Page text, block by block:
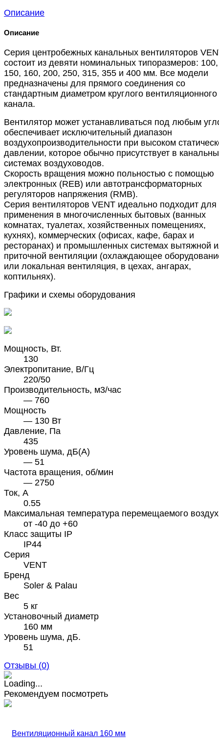
Описание
Описание
Серия центробежных канальных вентиляторов
состоит из девяти номинальных типоразмеров:
150, 160, 200, 250, 315, 355 и 400 мм. Все модели
предназначены для прямого соединения со
стандартным диаметром круглого вентиляционного
канала.
Вентилятор может устанавливаться под любым
обеспечивает исключительный диапазон
воздухопроизводительности при высоком
давлении, которое обычно присутствует в
системах воздуховодов.
Скорость вращения можно польностью с помощью
электронных (REB) или автотрансформаторных
регуляторов напряжения (RMB).
Серия вентиляторов VENT идеально подходит для
применения в многочисленных бытовых (ванных
комнатах, туалетах, хозяйственных помещениях,
кухнях), коммерческих (офисах, кафе, барах и
ресторанах) и промышленных системах вытяжной
приточной вентиляции (охлаждающее
или локальная вентиляция, в цехах, ангарах,
коптильнях).
Графики и схемы оборудования
Мощность, Вт.
130
Электропитание, В/Гц
220/50
Производительность, м3/час
— 760
Мощность
— 130 Вт
Давление, Па
435
Уровень шума, дБ(А)
— 51
Частота вращения, об/мин
— 2750
Ток, А
0.55
Максимальная температура перемещаемого
от -40 до +60
Класс защиты IP
IP44
Серия
VENT
Бренд
Soler & Palau
Вес
5 кг
Установочный диаметр
160 мм
Уровень шума, дБ.
51
Отзывы (0)
Рекомендуем посмотреть